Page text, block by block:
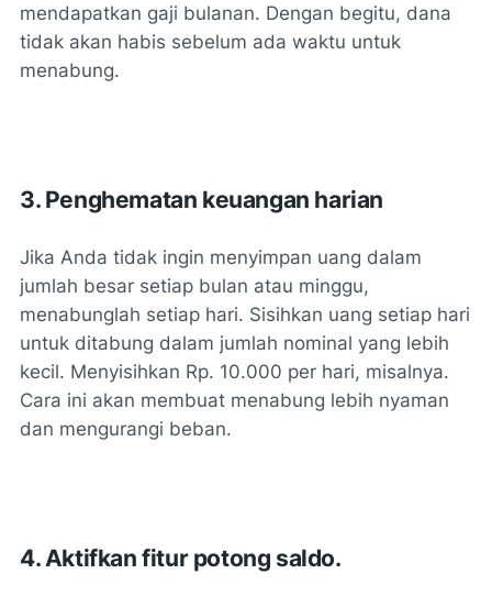
mendapatkan gaji bulanan. Dengan begitu, dana
tidak akan habis sebelum ada waktu untuk
menabung.
3. Penghematan keuangan harian
Jika Anda tidak ingin menyimpan uang dalam
jumlah besar setiap bulan atau minggu,
menabunglah setiap hari. Sisihkan uang setiap hari
untuk ditabung dalam jumlah nominal yang lebih
kecil. Menyisihkan Rp. 10.000 per hari, misalnya.
Cara ini akan membuat menabung lebih nyaman
dan mengurangi beban.
4. Aktifkan fitur potong saldo.